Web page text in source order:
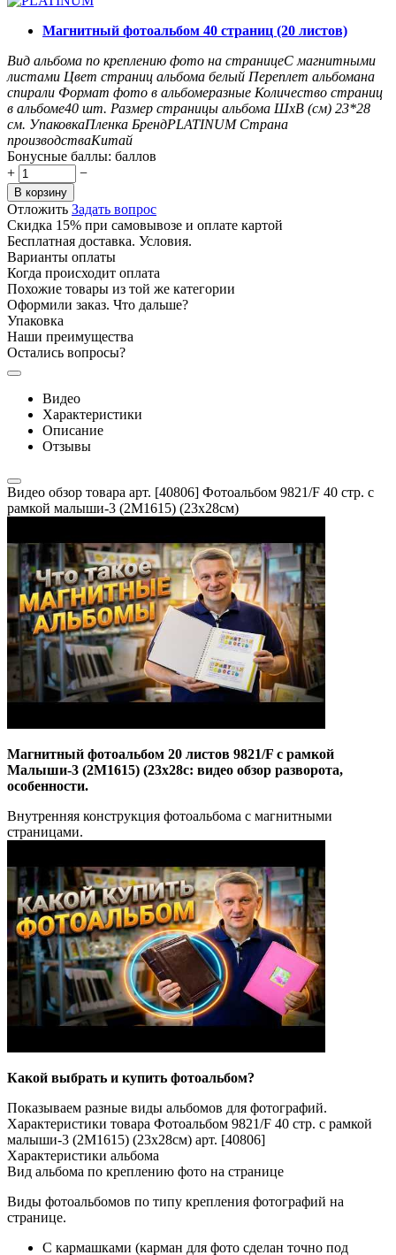
Магнитный фотоальбом 40 страниц (20 листов)
Вид альбома по креплению фото на страницеС магнитными
листами Цвет страниц альбома белый Переплет альбомана
спирали Формат фото в альбомеразные Количество страниц
в альбоме40 шт. Размер страницы альбома ШxВ (см) 23*28
см. УпаковкаПленка БрендPLATINUM Страна
производстваКитай
Бонусные баллы: баллов
+
−
В корзину
Отложить Задать вопрос
Скидка 15% при самовывозе и оплате картой
Бесплатная доставка. Условия.
Варианты оплаты
Когда происходит оплата
Похожие товары из той же категории
Оформили заказ. Что дальше?
Упаковка
Наши преимущества
Остались вопросы?
Видео
Характеристики
Описание
Отзывы
Видео обзор товара арт. [40806] Фотоальбом 9821/F 40 стр. с
рамкой малыши-3 (2М1615) (23x28см)
Магнитный фотоальбом 20 листов 9821/F с рамкой
Малыши-3 (2М1615) (23x28с: видео обзор разворота,
особенности.
Внутренняя конструкция фотоальбома с магнитными
страницами.
Какой выбрать и купить фотоальбом?
Показываем разные виды альбомов для фотографий.
Характеристики товара Фотоальбом 9821/F 40 стр. с рамкой
малыши-3 (2М1615) (23x28см) арт. [40806]
Характеристики альбома
Вид альбома по креплению фото на странице
Виды фотоальбомов по типу крепления фотографий на
странице.
С кармашками (карман для фото сделан точно под